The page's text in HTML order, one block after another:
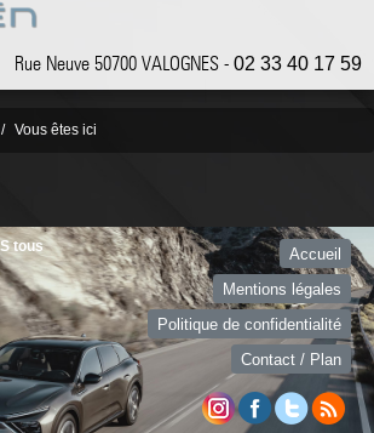
Rue Neuve 50700 VALOGNES - 02 33 40 17 59
Vous êtes ici
tous
Accueil
Mentions légales
Politique de confidentialité
Contact / Plan